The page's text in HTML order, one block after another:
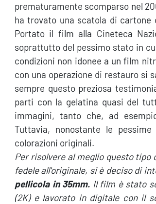
prematuramente scomparso nel
ha trovato una scatola di cartone
Portato il film alla Cineteca
soprattutto del pessimo stato in
condizioni non idonee a un film
con una operazione di restauro si
sempre questo preziosa
parti con la gelatina quasi del
immagini, tanto che, ad
Tuttavia, nonostante le
colorazioni originali.
Per risolvere al meglio questo
fedele all'originale, si è deciso di
pellicola in 35mm. Il film è stato
(2K) e lavorato in digitale con il